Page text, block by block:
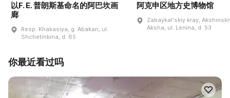
以F. E. 普朗斯基命名的阿巴坎画
廊
Resp. Khakasiya, g. Abakan, ul.
Shchetinkina, d. 65
阿克申区地方史博物馆
Zabaykalʹskiy kray,
Aksha, ul. Lenina, d. 53
你最近看过吗